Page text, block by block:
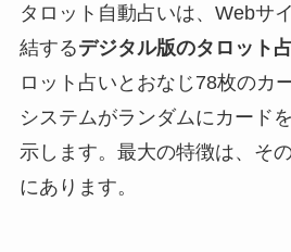
タロット自動占いは、Webサ
結するデジタル版のタロット
ロット占いとおなじ78枚のカ
システムがランダムにカード
示します。最大の特徴は、そ
にあります。